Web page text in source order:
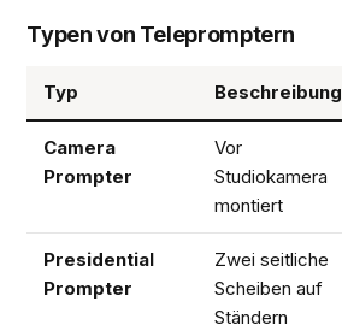
Typen von Telepromptern
Typ Beschreibung
Camera
Prompter
Vor
Studiokamera
montiert
Presidential
Prompter
Zwei seitliche
Scheiben auf
Ständern